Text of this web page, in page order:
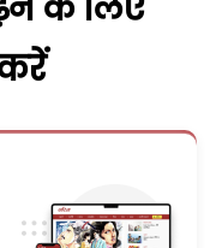
के लिए